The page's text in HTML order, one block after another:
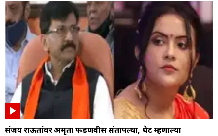
संजय राऊतांवर अमृता फडणवीस संतापल्या, थेट म्हणाल्या